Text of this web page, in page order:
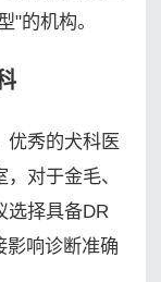
"的机构。
优秀的犬科医
对于金毛、
选择具备DR
影响诊断准确